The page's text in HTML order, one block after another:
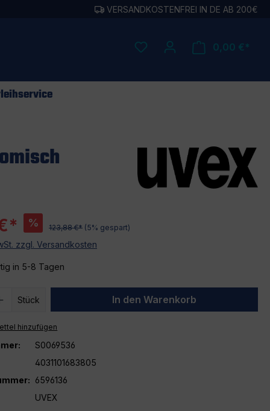
VERSANDKOSTENFREI IN DE AB 200€
0,00 €*
% 123,88 €* (5% gespart)
zzgl. Versandkosten
in 5-8 Tagen
Anzahl: Gib den gewünschten Wert
Stück In den Warenkorb
hinzufügen
S0069536
4031101683805
6596136
UVEX